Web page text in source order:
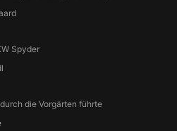
Spyder
die Vorgärten führte